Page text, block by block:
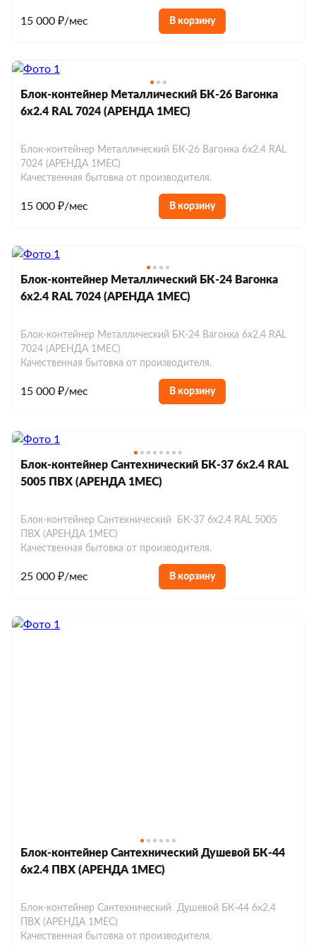
15 000 ₽/мес В корзину
Блок-контейнер Металлический БК-26 Вагонка
6х2.4 RAL 7024 (АРЕНДА 1МЕС)
Блок-контейнер Металлический БК-26 Вагонка 6х2.4 RAL
7024 (АРЕНДА 1МЕС)
Качественная бытовка от производителя.
15 000 ₽/мес В корзину
Блок-контейнер Металлический БК-24 Вагонка
6х2.4 RAL 7024 (АРЕНДА 1МЕС)
Блок-контейнер Металлический БК-24 Вагонка 6х2.4 RAL
7024 (АРЕНДА 1МЕС)
Качественная бытовка от производителя.
15 000 ₽/мес В корзину
Блок-контейнер Сантехнический БК-37 6х2.4 RAL
5005 ПВХ (АРЕНДА 1МЕС)
Блок-контейнер Сантехнический БК-37 6х2.4 RAL 5005
ПВХ (АРЕНДА 1МЕС)
Качественная бытовка от производителя.
25 000 ₽/мес В корзину
Блок-контейнер Сантехнический Душевой БК-44
6х2.4 ПВХ (АРЕНДА 1МЕС)
Блок-контейнер Сантехнический Душевой БК-44 6х2.4
ПВХ (АРЕНДА 1МЕС)
Качественная бытовка от производителя.